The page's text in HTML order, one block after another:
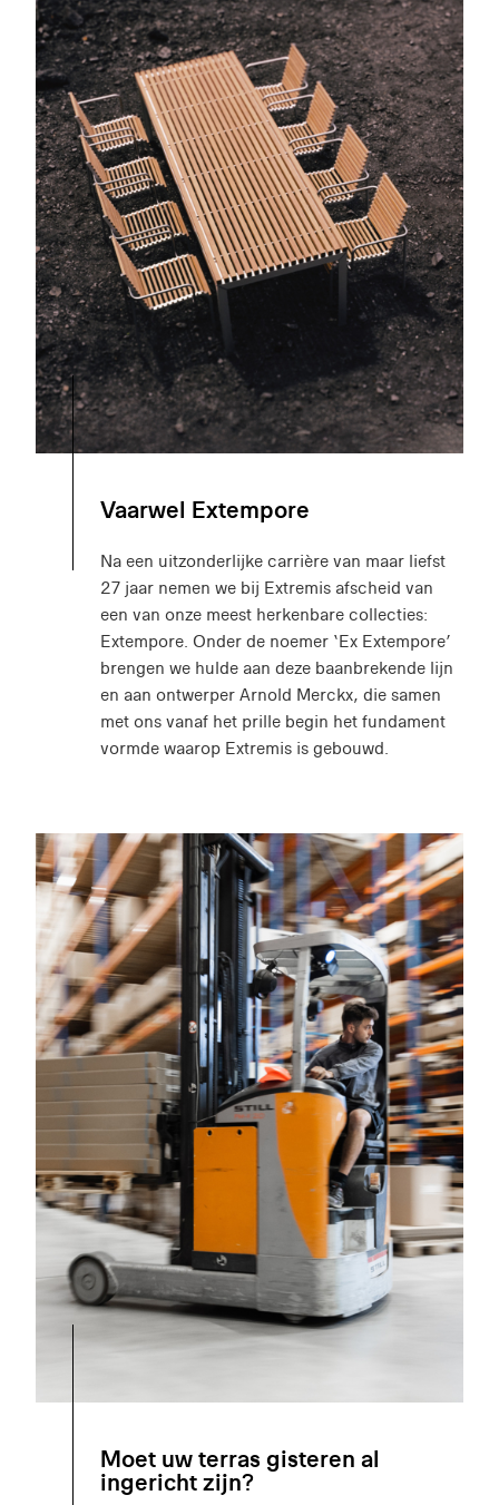
Vaarwel Extempore
Na een uitzonderlijke carrière van maar liefst
27 jaar nemen we bij Extremis afscheid van
een van onze meest herkenbare collecties:
Extempore. Onder de noemer ‘Ex Extempore’
brengen we hulde aan deze baanbrekende lijn
en aan ontwerper Arnold Merckx, die samen
met ons vanaf het prille begin het fundament
vormde waarop Extremis is gebouwd.
Moet uw terras gisteren al
ingericht zijn?